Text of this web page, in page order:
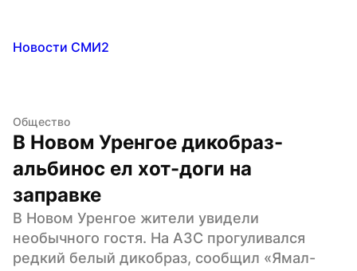
Новости СМИ2
Общество
В Новом Уренгое дикобраз-
альбинос ел хот-доги на
заправке
В Новом Уренгое жители увидели
необычного гостя. На АЗС прогуливался
редкий белый дикобраз, сообщил «Ямал-